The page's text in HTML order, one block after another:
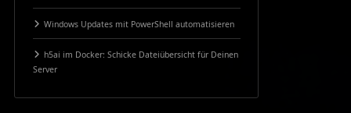
Windows Updates mit PowerShell automatisieren
h5ai im Docker: Schicke Dateiübersicht für Deinen
Server